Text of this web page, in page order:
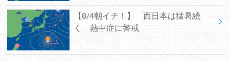
【8/4朝イチ！】 西日本は猛暑続
く 熱中症に警戒